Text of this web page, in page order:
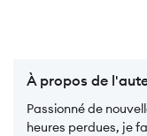
À propos de
Passionné de
heures perdues, je